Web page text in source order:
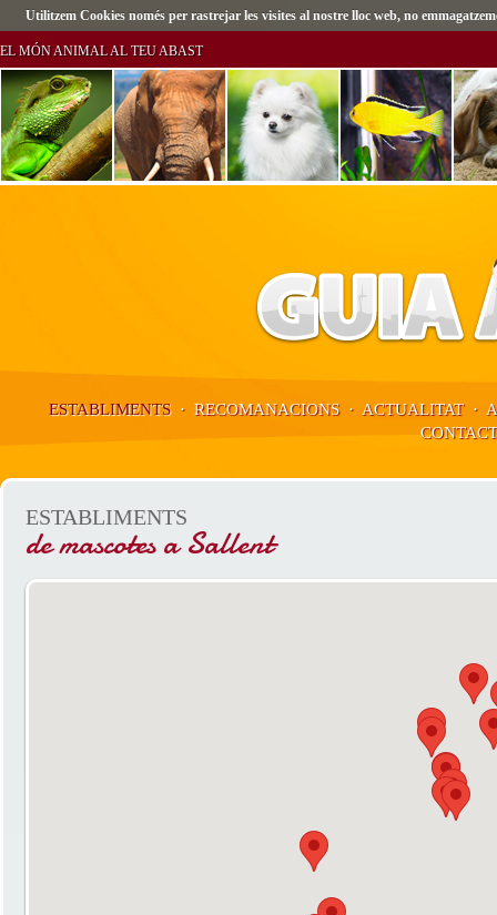
Utilitzem Cookies només per rastrejar les visites al nostre lloc web, no
EL MÓN ANIMAL AL TEU ABAST
ESTABLIMENTS· RECOMANACIONS· ACTUALITAT·
ESTABLIMENTS
de mascotes a Sallent